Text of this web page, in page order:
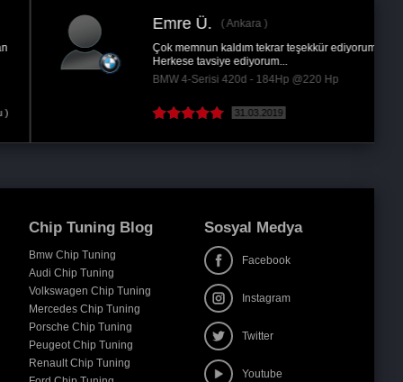
Emre Ü.
Ankara
Çok memnun kaldım tekrar teşekkür ediyorum,
Herkese tavsiye ediyorum...
BMW 4-Serisi 420d - 184Hp @220 Hp
31.03.2019
Chip Tuning Blog
Bmw Chip Tuning
Audi Chip Tuning
Volkswagen Chip Tuning
Mercedes Chip Tuning
Porsche Chip Tuning
Peugeot Chip Tuning
Renault Chip Tuning
Sosyal Medya
Facebook
Instagram
Twitter
Youtube